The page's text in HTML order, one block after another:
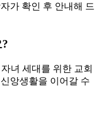
가 확인 후 안내해 드
녀 세대를 위한 교회
앙생활을 이어갈 수